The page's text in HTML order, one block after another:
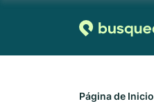
Página de Inicio